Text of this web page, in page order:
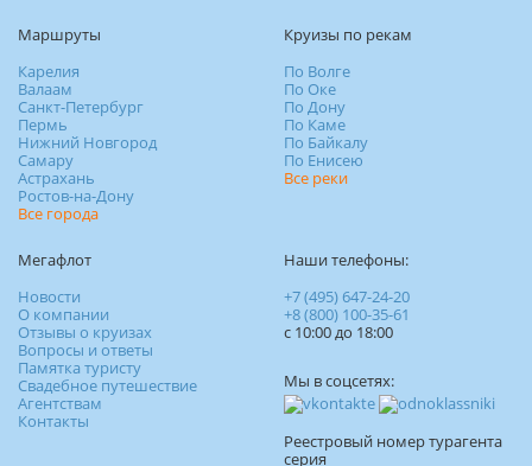
Маршруты
Карелия
Валаам
Санкт-Петербург
Пермь
Нижний Новгород
Самару
Астрахань
Ростов-на-Дону
Все города
Круизы по рекам
По Волге
По Оке
По Дону
По Каме
По Байкалу
По Енисею
Все реки
Мегафлот
Новости
О компании
Отзывы о круизах
Вопросы и ответы
Памятка туристу
Свадебное путешествие
Агентствам
Контакты
Наши телефоны:
+7 (495) 647-24-20
+8 (800) 100-35-61
c 10:00 до 18:00
Мы в соцсетях:
Реестровый номер турагента
серия